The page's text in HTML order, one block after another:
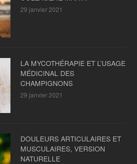
29 janvier 2021
LA MYCOTHÉRAPIE ET L’USAGE
MÉDICINAL DES
CHAMPIGNONS
29 janvier 2021
DOULEURS ARTICULAIRES ET
MUSCULAIRES, VERSION
NATURELLE